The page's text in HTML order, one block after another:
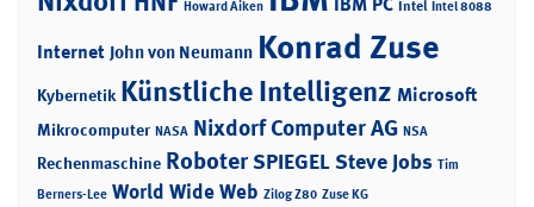
Howard Aiken Intel Intel 8088
Internet John von Neumann Konrad Zuse
Kybernetik Künstliche Intelligenz Microsoft
Mikrocomputer NASA Nixdorf Computer AG NSA
Rechenmaschine RoboterSPIEGELSteve Jobs Tim
Berners-Lee World Wide Web Zilog Z80 Zuse KG